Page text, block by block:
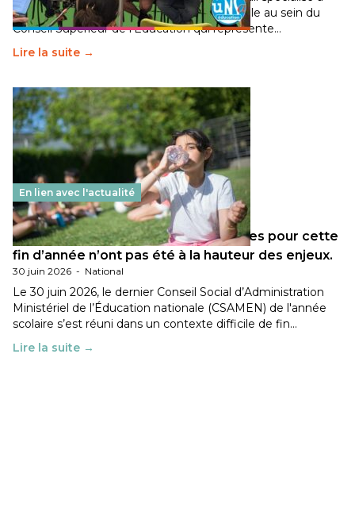
travaillé sur la transition écologique de l’Ecole au sein du
Conseil Supérieur de l’Éducation qui représente…
Lire la suite →
En lien avec l'actualité
Les décisions ministérielles attendues pour cette
fin d’année n’ont pas été à la hauteur des enjeux.
30 juin 2026 - National
Le 30 juin 2026, le dernier Conseil Social d’Administration
Ministériel de l’Éducation nationale (CSAMEN) de l'année
scolaire s’est réuni dans un contexte difficile de fin…
Lire la suite →